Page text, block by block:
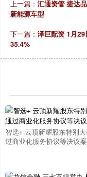
上一篇： 汇通资管 捷达
新能源车型
下一篇： 泽巨配资 1月
35.4%
智选+ 云顶新耀股东特别
过商业化服务协议等决议案